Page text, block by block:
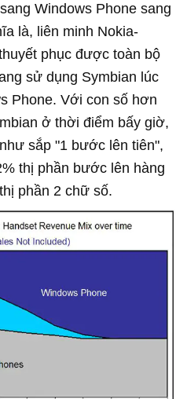
Windows Phone sang
là, liên minh Nokia-
phục được toàn bộ
sử dụng Symbian lúc
Phone. Với con số hơn
ở thời điểm bấy giờ,
sắp "1 bước lên tiên",
thị phần bước lên hàng
phần 2 chữ số.